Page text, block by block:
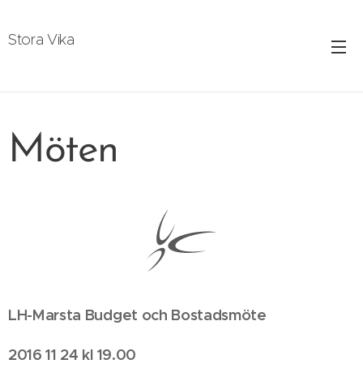
Stora Vika
Möten
LH-Marsta Budget och Bostadsmöte
2016 11 24 kl 19.00